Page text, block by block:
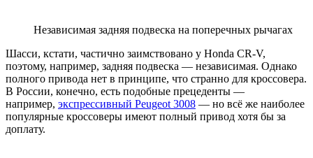
Независимая задняя подвеска на поперечных рычагах
Шасси, кстати, частично заимствовано у Honda CR-V,
поэтому, например, задняя подвеска — независимая. Однако
полного привода нет в принципе, что странно для кроссовера.
В России, конечно, есть подобные прецеденты —
например, экспрессивный Peugeot 3008 — но всё же наиболее
популярные кроссоверы имеют полный привод хотя бы за
доплату.